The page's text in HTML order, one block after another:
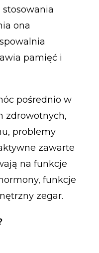
stosowania
ona
pamięć i
pośrednio w
zdrowotnych,
problemy
zawarte
na funkcje
funkcje
zegar.